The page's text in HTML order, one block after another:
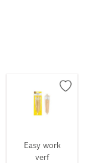
Easy work
verf